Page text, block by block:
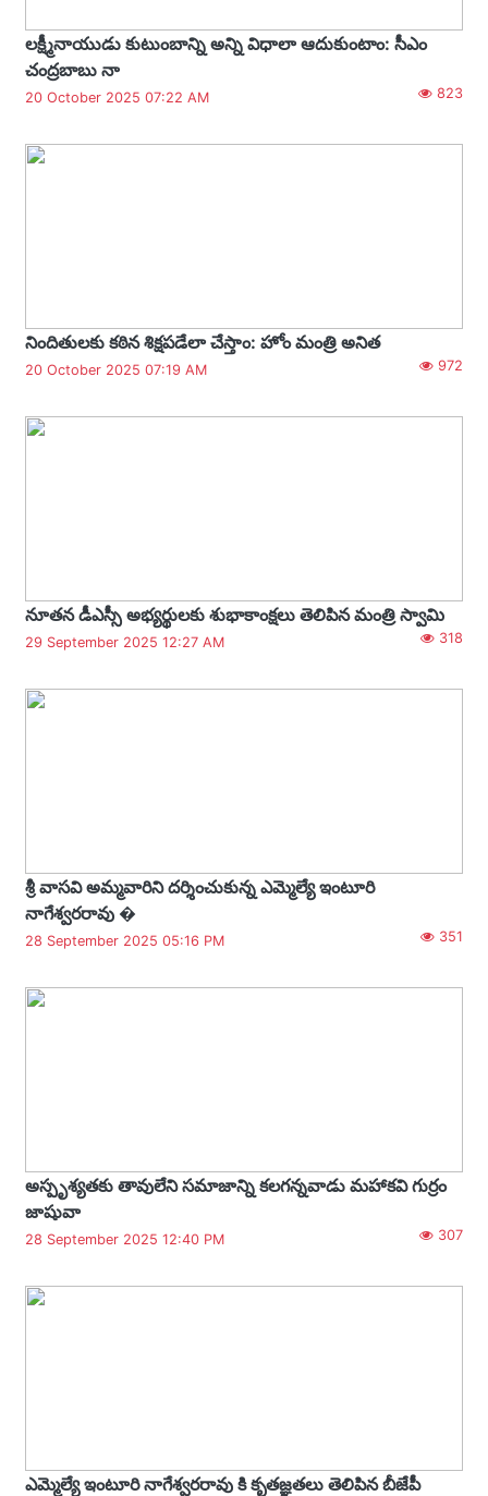
లక్ష్మీనాయుడు కుటుంబాన్ని అన్ని విధాలా ఆదుకుంటాం: సీఎం
చంద్రబాబు నా
20 October 2025 07:22 AM 823
నిందితులకు కఠిన శిక్షపడేలా చేస్తాం: హోం మంత్రి అనిత
20 October 2025 07:19 AM 972
నూతన డీఎస్సీ అభ్యర్థులకు శుభాకాంక్షలు తెలిపిన మంత్రి స్వామి
29 September 2025 12:27 AM 318
శ్రీ వాసవి అమ్మవారిని దర్శించుకున్న ఎమ్మెల్యే ఇంటూరి
నాగేశ్వరరావు �
28 September 2025 05:16 PM 351
అస్పృశ్యతకు తావులేని సమాజాన్ని కలగన్నవాడు మహాకవి గుర్రం
జాషువా
28 September 2025 12:40 PM 307
ఎమ్మెల్యే ఇంటూరి నాగేశ్వరరావు కి కృతజ్ఞతలు తెలిపిన బీజేపీ